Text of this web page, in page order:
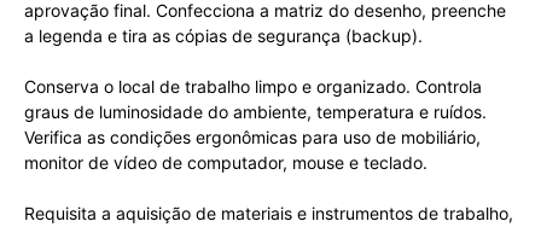
aprovação final. Confecciona a matriz do desenho, preenche
a legenda e tira as cópias de segurança (backup).
Conserva o local de trabalho limpo e organizado. Controla
graus de luminosidade do ambiente, temperatura e ruídos.
Verifica as condições ergonômicas para uso de mobiliário,
monitor de vídeo de computador, mouse e teclado.
Requisita a aquisição de materiais e instrumentos de trabalho,